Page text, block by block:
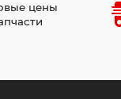
цены